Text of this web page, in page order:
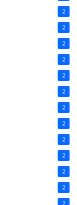
2
2
2
2
2
2
2
2
2
2
2
2
2